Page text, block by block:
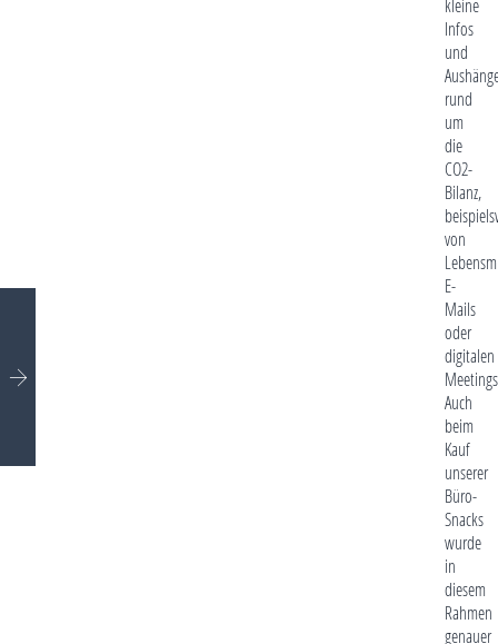
kleine
Infos
und
rund
um
die
CO2-
Bilanz,
von
E-
Mails
oder
digitalen
Auch
beim
Kauf
unserer
Büro-
Snacks
wurde
in
diesem
Rahmen
genauer